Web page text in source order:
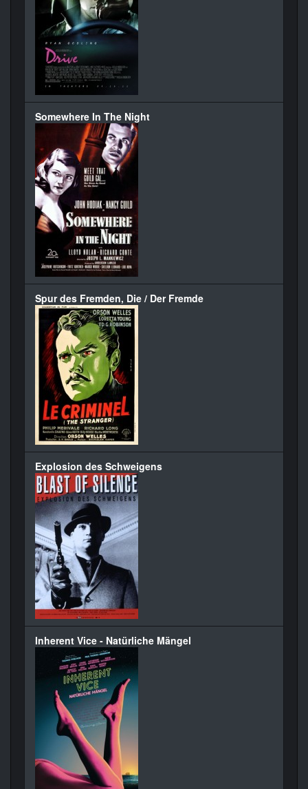
Somewhere In The Night
Spur des Fremden, Die / Der Fremde
Explosion des Schweigens
Inherent Vice - Natürliche Mängel